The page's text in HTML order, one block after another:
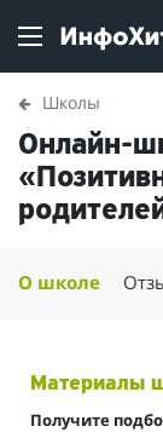
Школы
Онлайн-
О школе
Материалы
Получите